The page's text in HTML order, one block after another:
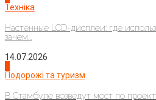
Техніка
Настенные LCD-дисплеи: где
зачем...
14.07.2026
Подорожі та туризм
В Стамбуле возведут мост по